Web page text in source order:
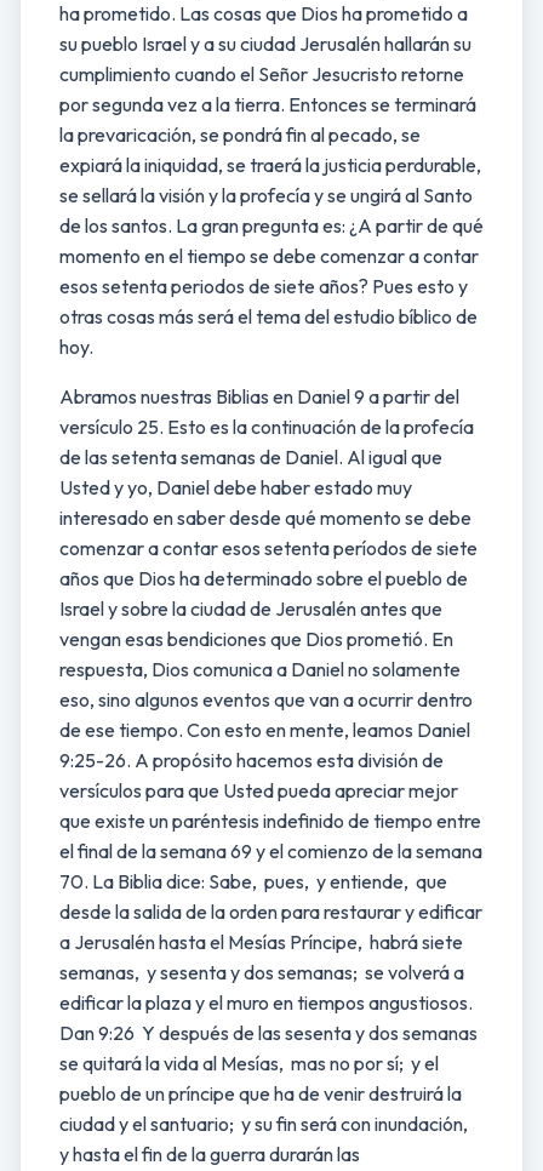
ha prometido. Las cosas que Dios ha prometido a
su pueblo Israel y a su ciudad Jerusalén hallarán su
cumplimiento cuando el Señor Jesucristo retorne
por segunda vez a la tierra. Entonces se terminará
la prevaricación, se pondrá fin al pecado, se
expiará la iniquidad, se traerá la justicia perdurable,
se sellará la visión y la profecía y se ungirá al Santo
de los santos. La gran pregunta es: ¿A partir de qué
momento en el tiempo se debe comenzar a contar
esos setenta periodos de siete años? Pues esto y
otras cosas más será el tema del estudio bíblico de
hoy.
Abramos nuestras Biblias en Daniel 9 a partir del
versículo 25. Esto es la continuación de la profecía
de las setenta semanas de Daniel. Al igual que
Usted y yo, Daniel debe haber estado muy
interesado en saber desde qué momento se debe
comenzar a contar esos setenta períodos de siete
años que Dios ha determinado sobre el pueblo de
Israel y sobre la ciudad de Jerusalén antes que
vengan esas bendiciones que Dios prometió. En
respuesta, Dios comunica a Daniel no solamente
eso, sino algunos eventos que van a ocurrir dentro
de ese tiempo. Con esto en mente, leamos Daniel
9:25-26. A propósito hacemos esta división de
versículos para que Usted pueda apreciar mejor
que existe un paréntesis indefinido de tiempo entre
el final de la semana 69 y el comienzo de la semana
70. La Biblia dice: Sabe, pues, y entiende, que
desde la salida de la orden para restaurar y edificar
a Jerusalén hasta el Mesías Príncipe, habrá siete
semanas, y sesenta y dos semanas; se volverá a
edificar la plaza y el muro en tiempos angustiosos.
Dan 9:26 Y después de las sesenta y dos semanas
se quitará la vida al Mesías, mas no por sí; y el
pueblo de un príncipe que ha de venir destruirá la
ciudad y el santuario; y su fin será con inundación,
y hasta el fin de la guerra durarán las